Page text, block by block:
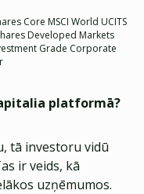
Core MSCI World UCITS
Developed Markets
Grade Corporate
platformā?
tā investoru vidū
ir veids, kā
uzņēmumos.